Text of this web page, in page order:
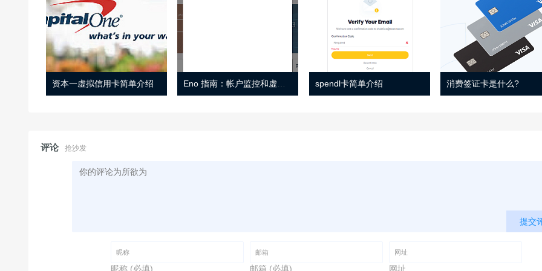
资本一虚拟信用卡简单介绍 spendl卡简单介绍 消费签证卡是什么?
评论 抢沙发
提交
昵称 (必填) 邮箱 (必填) 网址